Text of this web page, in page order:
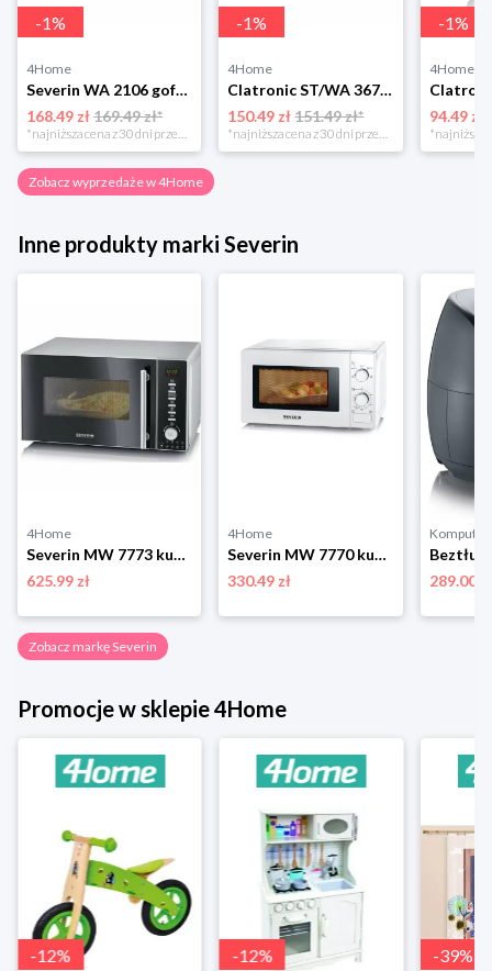
-1%
4Home
Severin WA 2106 gofrownica duo, czarny
168.49 zł169.49 zł*
*najniższa cena z 30 dni przed obniżką
-1%
4Home
Clatronic ST/WA 3670 Opiekacz do kanapek
150.49 zł 151.49 zł*
*najniższa cena z 30 dni przed obniżką
-1%
4Home
94.49 zł
Zobacz wyprzedaże w 4Home
Inne produkty marki Severin
4Home
Severin MW 7773 kuchenka mikrofalowa z grillem i funkcją gorącego powietrza, srebrny
625.99 zł
4Home
Severin MW 7770 kuchenka mikrofallowa
330.49 zł
289.00 zł
Zobacz markę Severin
Promocje w sklepie 4Home
-12% -12% -39%